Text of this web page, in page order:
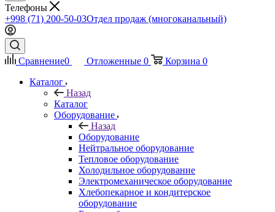
Телефоны
+998 (71) 200-50-03Отдел продаж (многоканальный)
Сравнение0 Отложенные 0 Корзина 0
Каталог
Назад
Каталог
Оборудование
Назад
Оборудование
Нейтральное оборудование
Тепловое оборудование
Холодильное оборудование
Электромеханическое оборудование
Хлебопекарное и кондитерское
оборудование